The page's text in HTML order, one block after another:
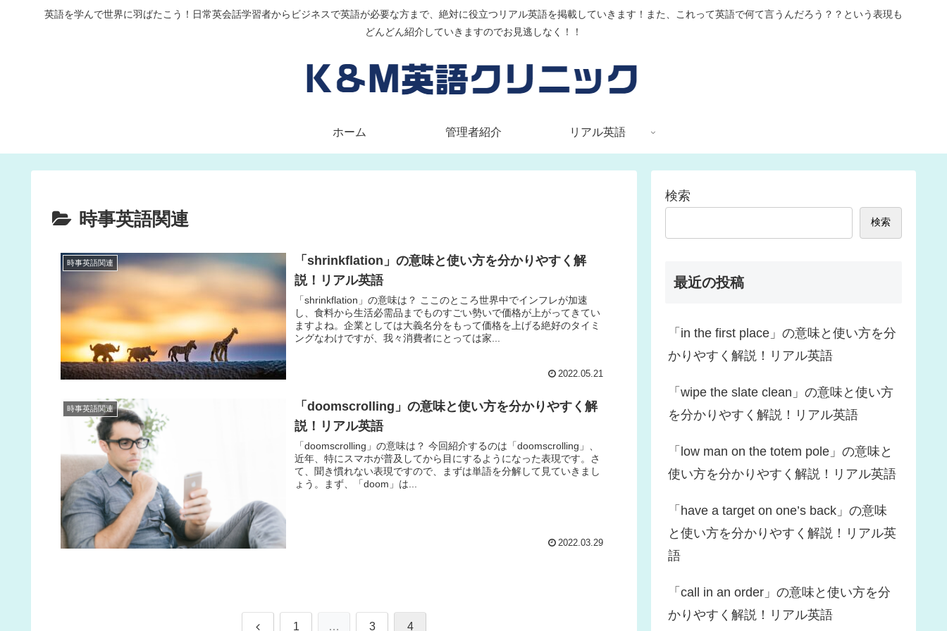
英語を学んで世界に羽ばたこう！日常英会話学習者からビジネスで英語が必要な方まで、絶対に役立つリアル英語を掲載していきます！また、これって英語で何て言うんだろう？？という表現も
どんどん紹介していきますのでお見逃しなく！！
ホーム 管理者紹介 リアル英語
時事英語関連
時事英語関連
「shrinkflation」の意味と使い方を分かりやすく解
説！リアル英語
「shrinkflation」の意味は？ ここのところ世界中でインフレが加速
し、食料から生活必需品までものすごい勢いで価格が上がってきてい
ますよね。企業としては大義名分をもって価格を上げる絶好のタイミ
ングなわけですが、我々消費者にとっては家...
2022.05.21
時事英語関連
「doomscrolling」の意味と使い方を分かりやすく解
説！リアル英語
「doomscrolling」の意味は？ 今回紹介するのは「doomscrolling」、
近年、特にスマホが普及してから目にするようになった表現です。さ
て、聞き慣れない表現ですので、まずは単語を分解して見ていきまし
ょう。まず、「doom」は...
2022.03.29
前 1 … 3 4
検索
検索
最近の投稿
「in the first place」の意味と使い方を分
かりやすく解説！リアル英語
「wipe the slate clean」の意味と使い方
を分かりやすく解説！リアル英語
「low man on the totem pole」の意味と
使い方を分かりやすく解説！リアル英語
「have a target on one’s back」の意味
と使い方を分かりやすく解説！リアル英
語
「call in an order」の意味と使い方を分
かりやすく解説！リアル英語